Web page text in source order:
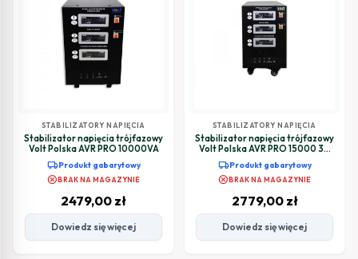
STABILIZATORY NAPIĘCIA
Stabilizator napięcia trójfazowy
Volt Polska AVR PRO 10000VA
local_shippingProdukt gabarytowy
cancelBRAK NA MAGAZYNIE
2479,00 zł
Dowiedz się więcej
STABILIZATORY NAPIĘCIA
Stabilizator napięcia trójfazowy
Volt Polska AVR PRO 15000 3%
local_shippingProdukt gabarytowy
cancelBRAK NA MAGAZYNIE
2779,00 zł
Dowiedz się więcej